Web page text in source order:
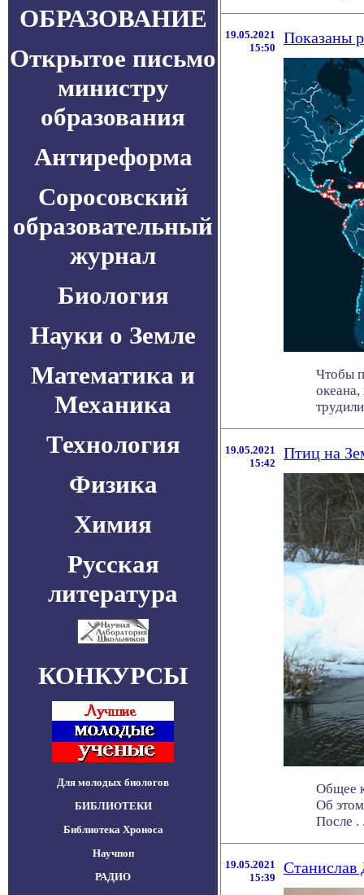
ОБРАЗОВАНИЕ
Открытое письмо
министру
образования
Антиреформа
Соросовский
образовательный
журнал
Биология
Науки о Земле
Математика и
Механика
Технология
Физика
Химия
Русская
литература
КОНКУРСЫ
Для молодых биологов
БИБЛИОТЕКИ
Библиотека Хроноса
Научпоп
РАДИО
19.05.2021
15:50
Показаны
Чтобы
океана,
19.05.2021
15:42
Птиц на
Общее
Об
После .
19.05.2021
15:39
Станислав